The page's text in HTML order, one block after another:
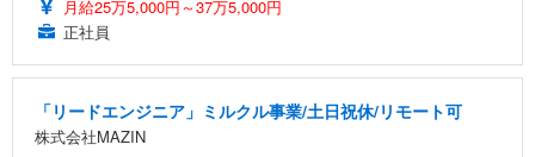
月給25万5,000円～37万5,000円
正社員
「リードエンジニア」ミルクル事業/土日祝休/リモート可
株式会社MAZIN